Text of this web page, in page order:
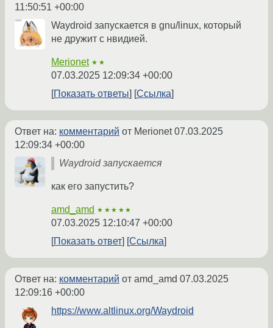
11:50:51 +00:00
Waydroid запускается в gnu/linux, который
не дружит с нвидией.
Merionet ★★
07.03.2025 12:09:34 +00:00
Показать ответы
Ссылка
Ответ на: комментарий от Merionet07.03.2025
12:09:34 +00:00
Waydroid запускается
как его запустить?
amd_amd ★★★★★
07.03.2025 12:10:47 +00:00
Показать ответ
Ссылка
Ответ на: комментарий от amd_amd 07.03.2025
12:09:16 +00:00
https://www.altlinux.org/Waydroid